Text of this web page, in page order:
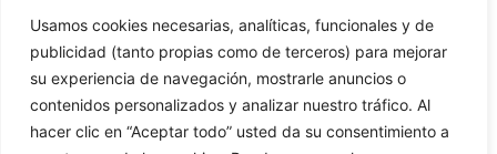
Usamos cookies necesarias, analíticas, funcionales y de
publicidad (tanto propias como de terceros) para mejorar
su experiencia de navegación, mostrarle anuncios o
contenidos personalizados y analizar nuestro tráfico. Al
hacer clic en “Aceptar todo” usted da su consentimiento a
· Política de Privacidad
· Política de Cookies